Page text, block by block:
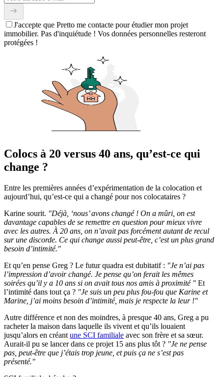
J'accepte que Pretto me contacte pour étudier mon projet
immobilier. Pas d'inquiétude ! Vos données personnelles resteront
protégées !
Colocs à 20 versus 40 ans, qu’est-ce qui
change ?
Entre les premières années d’expérimentation de la colocation et
aujourd’hui, qu’est-ce qui a changé pour nos colocataires ?
Karine sourit. "Déjà, ‘nous’ avons changé ! On a mûri, on est
davantage capables de se remettre en question pour mieux vivre
avec les autres. À 20 ans, on n’avait pas forcément autant de recul
sur une discorde. Ce qui change aussi peut-être, c’est un plus grand
besoin d’intimité."
Et qu’en pense Greg ? Le futur quadra est dubitatif : "Je n’ai pas
l’impression d’avoir changé. Je pense qu’on ferait les mêmes
soirées qu’il y a 10 ans si on avait tous nos amis à proximité " Et
l’intimité dans tout ça ? "Je suis un peu plus fou-fou que Karine et
Marine, j’ai moins besoin d’intimité, mais je respecte la leur !"
Autre différence et non des moindres, à presque 40 ans, Greg a pu
racheter la maison dans laquelle ils vivent et qu’ils louaient
jusqu’alors en créant une SCI familiale avec son frère et sa sœur.
Aurait-il pu se lancer dans ce projet 15 ans plus tôt ? "Je ne pense
pas, peut-être que j’étais trop jeune, et puis ça ne s’est pas
présenté."